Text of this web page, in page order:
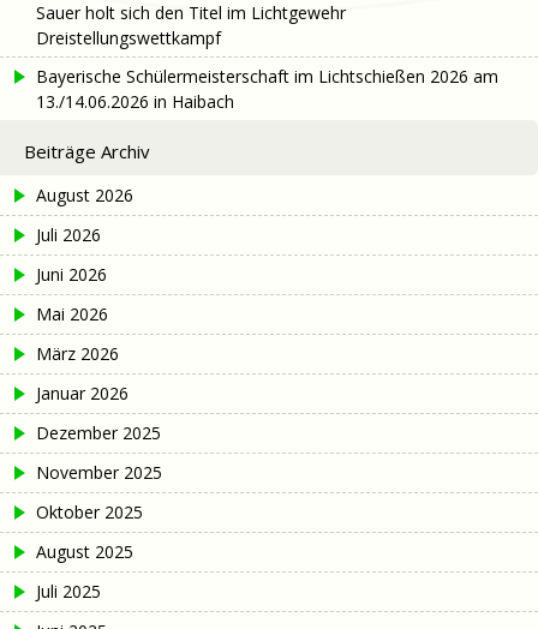
Sauer holt sich den Titel im Lichtgewehr
Dreistellungswettkampf
Bayerische Schülermeisterschaft im Lichtschießen 2026 am
13./14.06.2026 in Haibach
Beiträge Archiv
August 2026
Juli 2026
Juni 2026
Mai 2026
März 2026
Januar 2026
Dezember 2025
November 2025
Oktober 2025
August 2025
Juli 2025